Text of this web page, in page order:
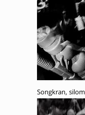
Songkran, silom